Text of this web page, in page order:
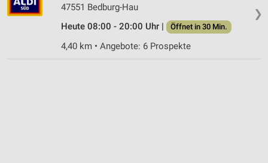
❯
47551 Bedburg-Hau
Heute 08:00 - 20:00 Uhr |
Öffnet in 30 Min.
4,40 km • Angebote: 6 Prospekte